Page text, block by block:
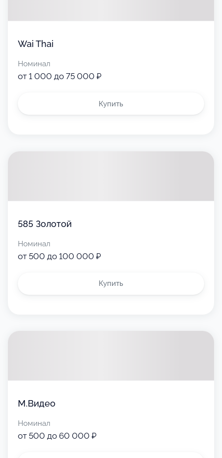
Wai Thai
Номинал
от 1 000 до 75 000 ₽
Купить
585 Золотой
Номинал
от 500 до 100 000 ₽
Купить
М.Видео
Номинал
от 500 до 60 000 ₽